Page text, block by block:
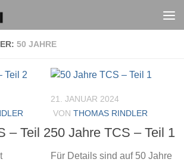
50 JAHRE
– Teil 2
21. JANUAR 2024
VON THOMAS RINDLER
50 Jahre TCS – Teil 1
Für Details sind auf 50 Jahre